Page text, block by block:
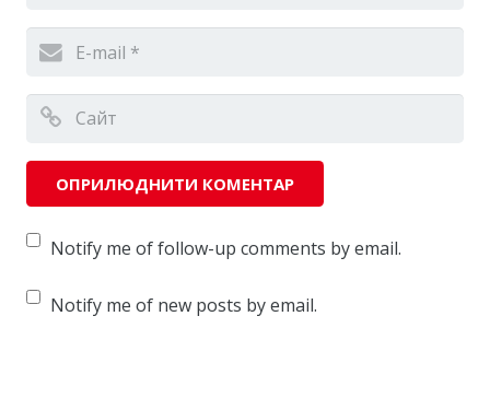
Notify me of follow-up comments by email.
Notify me of new posts by email.